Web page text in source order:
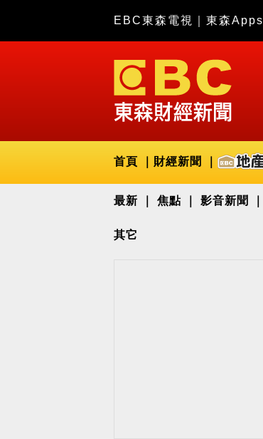
EBC東森電視 東森Apps
首頁 財經新聞
最新 焦點 影音新聞
其它